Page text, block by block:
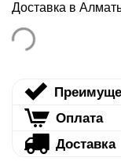
Доставка в
Оплата
Доставка